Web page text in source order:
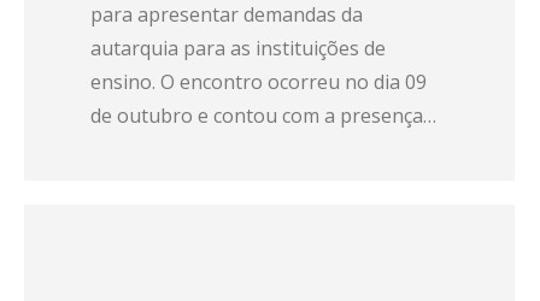
para apresentar demandas da
autarquia para as instituições de
ensino. O encontro ocorreu no dia 09
de outubro e contou com a presença…